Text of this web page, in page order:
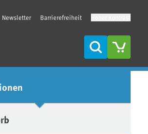
Newsletter Barrierefreiheit
Suche